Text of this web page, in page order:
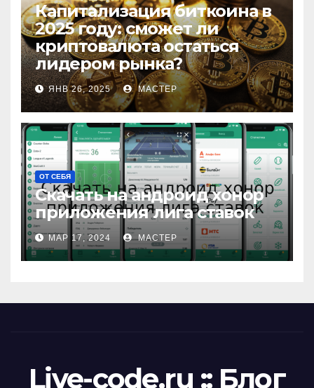
Капитализация биткоина в
2025 году: сможет ли
криптовалюта остаться
лидером рынка?
ЯНВ 26, 2025 МАСТЕР
ОТ СЕБЯ
Скачать на андроид хонор
приложения лига ставок
МАР 17, 2024 МАСТЕР
Live-code.ru :: Блог